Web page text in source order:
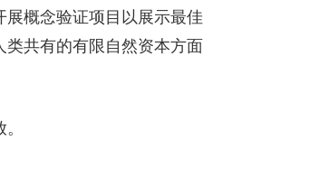
概念验证项目以展示最佳
共有的有限自然资本方面